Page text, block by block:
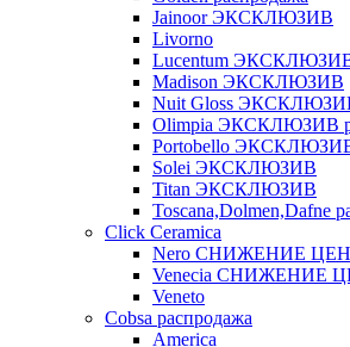
Jainoor ЭКСКЛЮЗИВ
Livorno
Lucentum
Madison ЭКСКЛЮЗИВ
Nuit Gloss
Olimpia ЭКСКЛЮЗИВ
Portobello ЭКСКЛЮЗИВ
Solei ЭКСКЛЮЗИВ
Titan ЭКСКЛЮЗИВ
Toscana,Dolmen,Dafne
Cliсk Ceramica
Nero СНИЖЕНИЕ
Venecia СНИЖЕНИЕ
Veneto
Cobsa распродажа
America